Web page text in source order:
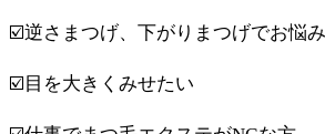
☑️逆さまつげ、下がりまつげでお悩
☑️目を大きくみせたい